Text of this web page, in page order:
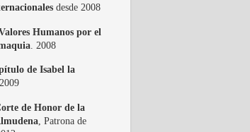
desde 2008
Humanos por el
. 2008
de Isabel la
de Honor de la
, Patrona de